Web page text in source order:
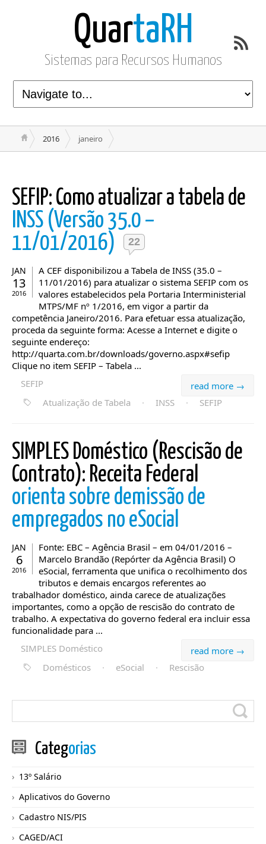
QuartaRH
Sistemas para Recursos Humanos
2016 janeiro
SEFIP: Como atualizar a tabela de
INSS (Versão 35.0 –
11/01/2016)
22
JAN
13
2016
A CEF disponibilizou a Tabela de INSS (35.0 –
11/01/2016) para atualizar o sistema SEFIP com os
valores estabelecidos pela Portaria Interministerial
MTPS/MF nº 1/2016, em vigor a partir da
competência Janeiro/2016. Para efetuar essa atualização,
proceda da seguinte forma: Acesse a Internet e digite o
seguinte endereço:
http://quarta.com.br/downloads/governo.aspx#sefip
Clique no item SEFIP – Tabela ...
read more →
SEFIP
Atualização de Tabela
· INSS · SEFIP
SIMPLES Doméstico (Rescisão de
Contrato): Receita Federal
orienta sobre demissão de
empregados no eSocial
JAN
6
2016
Fonte: EBC – Agência Brasil – em 04/01/2016 –
Marcelo Brandão (Repórter da Agência Brasil) O
eSocial, ferramenta que unifica o recolhimento dos
tributos e demais encargos referentes ao
trabalhador doméstico, ainda carece de atualizações
importantes, como a opção de rescisão do contrato de
trabalho. A expectativa do governo federal era incluir essa
funcionalidade para ...
read more →
SIMPLES Doméstico
Domésticos
· eSocial · Rescisão
Categorias
13º Salário
Aplicativos do Governo
Cadastro NIS/PIS
CAGED/ACI